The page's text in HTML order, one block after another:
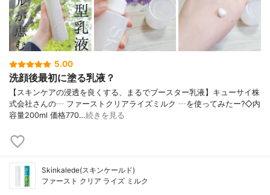
5.00
洗顔後最初に塗る乳液？
【スキンケアの浸透を良くする、まるでブースター乳液】キューサイ株
式会社さんの┄ ファーストクリアライズミルク ┄を使ってみたー?◇内
容量200ml 価格770…続きを見る
Skinkalede(スキンケールド)
ファースト クリア ライズ ミルク